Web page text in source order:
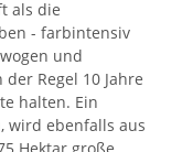
als die
- farbintensiv
und
Regel 10 Jahre
halten. Ein
wird ebenfalls aus